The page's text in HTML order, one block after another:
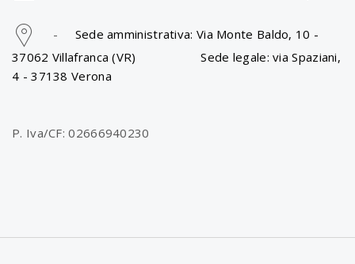
- Sede amministrativa: Via Monte Baldo, 10 -
37062 Villafranca (VR) Sede legale: via Spaziani,
4 - 37138 Verona
P. Iva/CF: 02666940230